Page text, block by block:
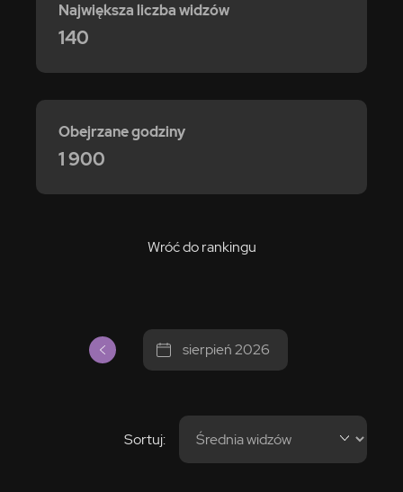
Wróć do rankingu
Największa liczba widzów
140
Obejrzane godziny
1 900
sierpień 2026
Sortuj: